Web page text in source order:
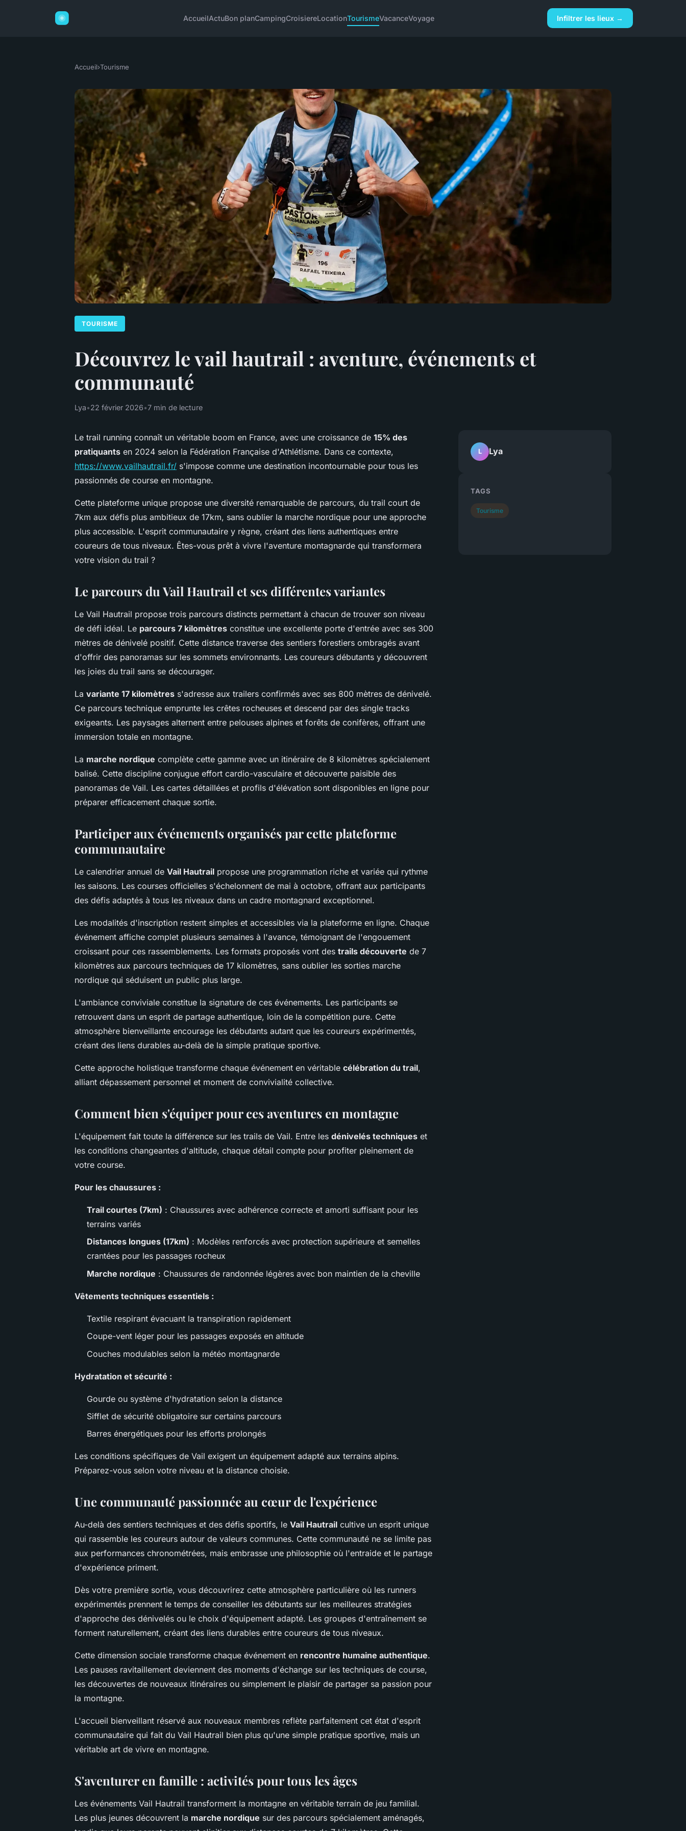
AccueilActuBon planCampingCroisiereLocationTourismeVacanceVoyage Infiltrer les lieux →
Accueil›Tourisme
TOURISME
Découvrez le vail hautrail : aventure, événements et
communauté
Lya•22 février 2026•7 min de lecture
Le trail running connaît un véritable boom en France, avec une croissance de 15% des
pratiquants en 2024 selon la Fédération Française d'Athlétisme. Dans ce contexte,
https://www.vailhautrail.fr/ s'impose comme une destination incontournable pour tous les
passionnés de course en montagne.
Cette plateforme unique propose une diversité remarquable de parcours, du trail court de
7km aux défis plus ambitieux de 17km, sans oublier la marche nordique pour une approche
plus accessible. L'esprit communautaire y règne, créant des liens authentiques entre
coureurs de tous niveaux. Êtes-vous prêt à vivre l'aventure montagnarde qui transformera
votre vision du trail ?
Le parcours du Vail Hautrail et ses différentes variantes
Le Vail Hautrail propose trois parcours distincts permettant à chacun de trouver son niveau
de défi idéal. Le parcours 7 kilomètres constitue une excellente porte d'entrée avec ses 300
mètres de dénivelé positif. Cette distance traverse des sentiers forestiers ombragés avant
d'offrir des panoramas sur les sommets environnants. Les coureurs débutants y découvrent
les joies du trail sans se décourager.
La variante 17 kilomètres s'adresse aux trailers confirmés avec ses 800 mètres de dénivelé.
Ce parcours technique emprunte les crêtes rocheuses et descend par des single tracks
exigeants. Les paysages alternent entre pelouses alpines et forêts de conifères, offrant une
immersion totale en montagne.
La marche nordique complète cette gamme avec un itinéraire de 8 kilomètres spécialement
balisé. Cette discipline conjugue effort cardio-vasculaire et découverte paisible des
panoramas de Vail. Les cartes détaillées et profils d'élévation sont disponibles en ligne pour
préparer efficacement chaque sortie.
Participer aux événements organisés par cette plateforme
communautaire
Le calendrier annuel de Vail Hautrail propose une programmation riche et variée qui rythme
les saisons. Les courses officielles s'échelonnent de mai à octobre, offrant aux participants
des défis adaptés à tous les niveaux dans un cadre montagnard exceptionnel.
Les modalités d'inscription restent simples et accessibles via la plateforme en ligne. Chaque
événement affiche complet plusieurs semaines à l'avance, témoignant de l'engouement
croissant pour ces rassemblements. Les formats proposés vont des trails découverte de 7
kilomètres aux parcours techniques de 17 kilomètres, sans oublier les sorties marche
nordique qui séduisent un public plus large.
L'ambiance conviviale constitue la signature de ces événements. Les participants se
retrouvent dans un esprit de partage authentique, loin de la compétition pure. Cette
atmosphère bienveillante encourage les débutants autant que les coureurs expérimentés,
créant des liens durables au-delà de la simple pratique sportive.
Cette approche holistique transforme chaque événement en véritable célébration du trail,
alliant dépassement personnel et moment de convivialité collective.
Comment bien s'équiper pour ces aventures en montagne
L'équipement fait toute la différence sur les trails de Vail. Entre les dénivelés techniques et
les conditions changeantes d'altitude, chaque détail compte pour profiter pleinement de
votre course.
Pour les chaussures :
Trail courtes (7km) : Chaussures avec adhérence correcte et amorti suffisant pour les
terrains variés
Distances longues (17km) : Modèles renforcés avec protection supérieure et semelles
crantées pour les passages rocheux
Marche nordique : Chaussures de randonnée légères avec bon maintien de la cheville
Vêtements techniques essentiels :
Textile respirant évacuant la transpiration rapidement
Coupe-vent léger pour les passages exposés en altitude
Couches modulables selon la météo montagnarde
Hydratation et sécurité :
Gourde ou système d'hydratation selon la distance
Sifflet de sécurité obligatoire sur certains parcours
Barres énergétiques pour les efforts prolongés
Les conditions spécifiques de Vail exigent un équipement adapté aux terrains alpins.
Préparez-vous selon votre niveau et la distance choisie.
Une communauté passionnée au cœur de l'expérience
Au-delà des sentiers techniques et des défis sportifs, le Vail Hautrail cultive un esprit unique
qui rassemble les coureurs autour de valeurs communes. Cette communauté ne se limite pas
aux performances chronométrées, mais embrasse une philosophie où l'entraide et le partage
d'expérience priment.
Dès votre première sortie, vous découvrirez cette atmosphère particulière où les runners
expérimentés prennent le temps de conseiller les débutants sur les meilleures stratégies
d'approche des dénivelés ou le choix d'équipement adapté. Les groupes d'entraînement se
forment naturellement, créant des liens durables entre coureurs de tous niveaux.
Cette dimension sociale transforme chaque événement en rencontre humaine authentique.
Les pauses ravitaillement deviennent des moments d'échange sur les techniques de course,
les découvertes de nouveaux itinéraires ou simplement le plaisir de partager sa passion pour
la montagne.
L'accueil bienveillant réservé aux nouveaux membres reflète parfaitement cet état d'esprit
communautaire qui fait du Vail Hautrail bien plus qu'une simple pratique sportive, mais un
véritable art de vivre en montagne.
S'aventurer en famille : activités pour tous les âges
Les événements Vail Hautrail transforment la montagne en véritable terrain de jeu familial.
Les plus jeunes découvrent la marche nordique sur des parcours spécialement aménagés,
L Lya
TAGS
Tourisme